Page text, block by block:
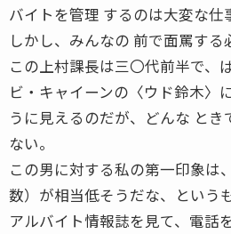
バイトを管理 するのは大変な仕
しかし、みんなの 前で面罵する
この上村課長は三〇代前半で、
ビ・キャイーンの〈ウド鈴木〉
うに見えるのだが、どんな と
ない。
この男に対する私の第一印象は
数）が相当低そうだな、という
アルバイト情報誌を見て、電話